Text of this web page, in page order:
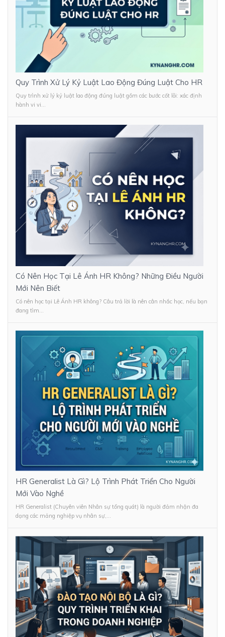
Quy Trình Xử Lý Kỷ Luật Lao Động Đúng Luật Cho HR
Quy trình xử lý kỷ luật lao động đúng luật gồm các bước cốt lõi: xác định
hành vi vi...
Có Nên Học Tại Lê Ánh HR Không? Những Điều Người
Mới Nên Biết
Có nên học tại Lê Ánh HR không? Câu trả lời là nên cân nhắc học, nếu bạn
đang tìm...
HR Generalist Là Gì? Lộ Trình Phát Triển Cho Người
Mới Vào Nghề
HR Generalist (Chuyên viên Nhân sự tổng quát) là người đảm nhận đa
dạng các mảng nghiệp vụ nhân sự,...